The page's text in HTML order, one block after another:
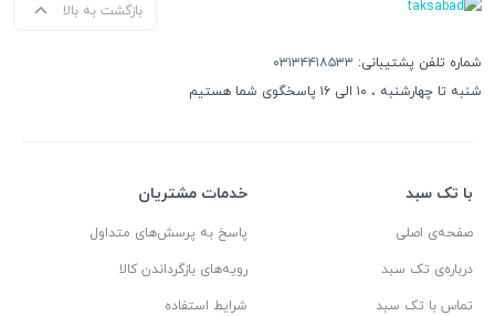
بازگشت به بالا
شماره تلفن پشتیبانی: ۰۳۱۳۴۴۱۸۵۳۳
شنبه تا چهارشنبه ، ۱۰ الی ۱۶ پاسخگوی شما هستیم
با تک سبد
صفحه‌ی اصلی
درباره‌ی تک سبد
تماس با تک سبد
خدمات مشتریان
پاسخ به پرسش‌های متداول
رویه‌های بازگرداندن کالا
شرایط استفاده